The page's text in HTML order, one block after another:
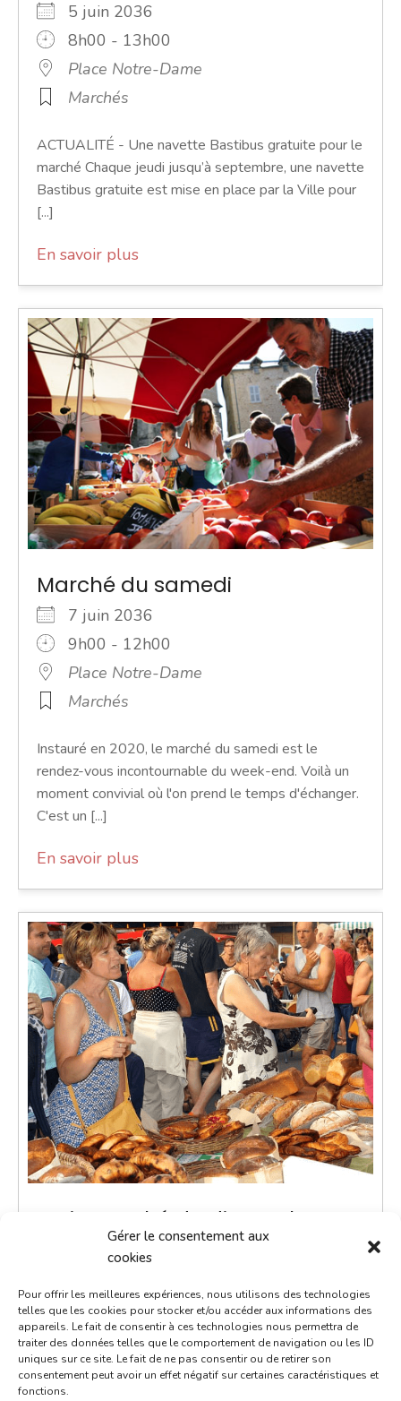
Gérer le consentement aux
cookies
Pour offrir les meilleures expériences, nous utilisons des technologies
telles que les cookies pour stocker et/ou accéder aux informations des
appareils. Le fait de consentir à ces technologies nous permettra de
traiter des données telles que le comportement de navigation ou les ID
uniques sur ce site. Le fait de ne pas consentir ou de retirer son
consentement peut avoir un effet négatif sur certaines caractéristiques et
fonctions.
5 juin 2036
8h00 - 13h00
Place Notre-Dame
Marchés
ACTUALITÉ - Une navette Bastibus gratuite pour le
marché Chaque jeudi jusqu’à septembre, une navette
Bastibus gratuite est mise en place par la Ville pour
[...]
En savoir plus
Marché du samedi
7 juin 2036
9h00 - 12h00
Place Notre-Dame
Marchés
Instauré en 2020, le marché du samedi est le
rendez-vous incontournable du week-end. Voilà un
moment convivial où l'on prend le temps d'échanger.
C'est un [...]
En savoir plus
Petit marché du dimanche
8 juin 2036
Place de la République
Marchés
Le petit marché du dimanche est un moment de